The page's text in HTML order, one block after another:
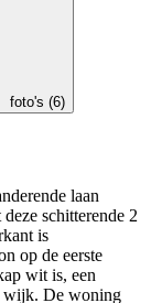
foto's (6)
laan
schitterende 2
is
op de eerste
wit is, een
wijk. De woning